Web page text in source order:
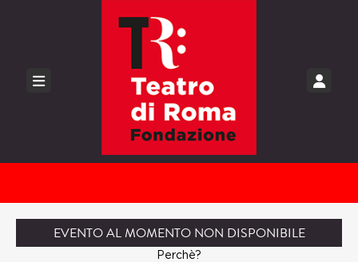
EVENTO AL MOMENTO NON DISPONIBILE
Perchè?